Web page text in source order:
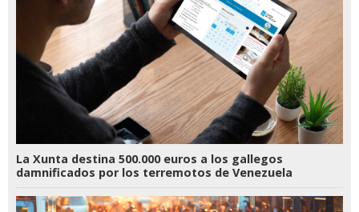
La Xunta destina 500.000 euros a los gallegos
damnificados por los terremotos de Venezuela